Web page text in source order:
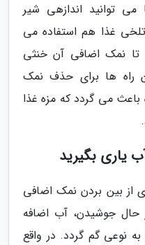
توانید اندازهی شیر
تلخی غذا هم استفاده می
تا نمک اضافی آن خنثی
راه ها برای حذف نمک
باعث می گردد که مزه غذا
یاری بگیرید
از بین بردن نمک اضافی
حال جوشیدن، آب اضافه
نوعی گم گردد. در واقع